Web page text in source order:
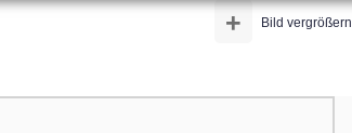
Bild vergrößern
+